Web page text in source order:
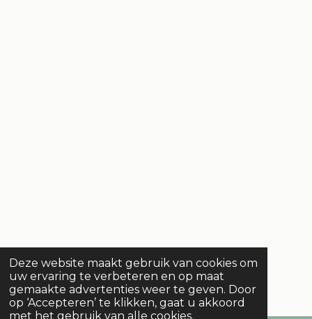
Deze website maakt gebruik van cookies om
uw ervaring te verbeteren en op maat
gemaakte advertenties weer te geven. Door
op ‘Accepteren’ te klikken, gaat u akkoord
met het gebruik van alle cookies.